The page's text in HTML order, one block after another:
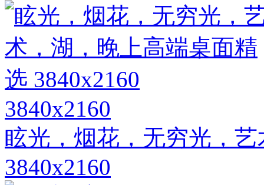
3840x2160
眩光，烟花，无穷光，
3840x2160